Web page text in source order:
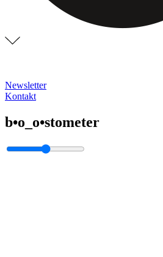
Newsletter
Kontakt
b•o_o•stometer